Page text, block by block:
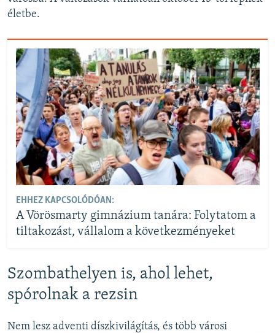
életbe.
EHHEZ KAPCSOLÓDÓAN:
A Vörösmarty gimnázium tanára: Folytatom a
tiltakozást, vállalom a következményeket
Szombathelyen is, ahol lehet,
spórolnak a rezsin
Nem lesz adventi díszkivilágítás, és több városi